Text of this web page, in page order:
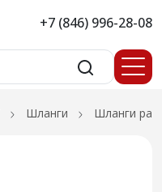
+7 (846) 996-28-08
Шланги Шланги